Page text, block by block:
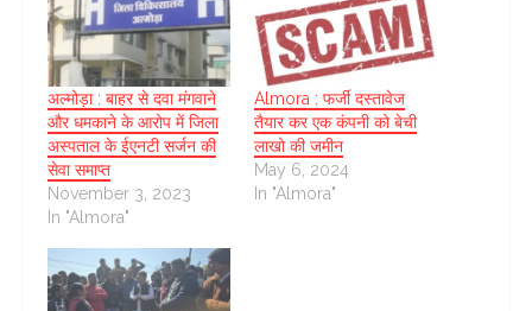
अल्मोड़ा : बाहर से दवा मंगवाने
और धमकाने के आरोप में जिला
अस्पताल के ईएनटी सर्जन की
सेवा समाप्त
November 3, 2023
In "Almora"
Almora : फर्जी दस्तावेज
तैयार कर एक कंपनी को बेची
लाखो की जमीन
May 6, 2024
In "Almora"